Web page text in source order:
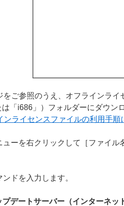
をご参照のうえ、オフラインラ
は「i686」）フォルダーにダウン
ンライセンスファイルの利用手順
ューを右クリックして［ファイ
ドを入力します。
デートサーバー（インターネッ